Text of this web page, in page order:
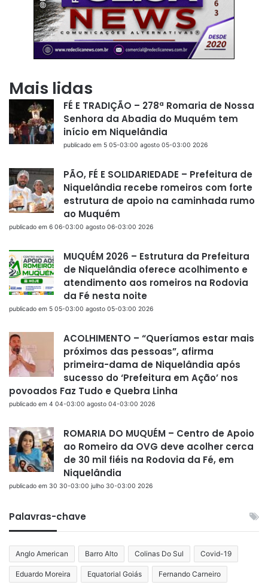
Mais lidas
FÉ E TRADIÇÃO – 278ª Romaria de Nossa
Senhora da Abadia do Muquém tem
início em Niquelândia
publicado em 5 05-03:00 agosto 05-03:00 2026
PÃO, FÉ E SOLIDARIEDADE – Prefeitura de
Niquelândia recebe romeiros com forte
estrutura de apoio na caminhada rumo
ao Muquém
publicado em 6 06-03:00 agosto 06-03:00 2026
MUQUÉM 2026 – Estrutura da Prefeitura
de Niquelândia oferece acolhimento e
atendimento aos romeiros na Rodovia
da Fé nesta noite
publicado em 5 05-03:00 agosto 05-03:00 2026
ACOLHIMENTO – “Queríamos estar mais
próximos das pessoas”, afirma
primeira-dama de Niquelândia após
sucesso do ‘Prefeitura em Ação’ nos
povoados Faz Tudo e Quebra Linha
publicado em 4 04-03:00 agosto 04-03:00 2026
ROMARIA DO MUQUÉM – Centro de Apoio
ao Romeiro da OVG deve acolher cerca
de 30 mil fiéis na Rodovia da Fé, em
Niquelândia
publicado em 30 30-03:00 julho 30-03:00 2026
Palavras-chave
Anglo American Barro Alto Colinas Do Sul Covid-19
Eduardo Moreira Equatorial Goiás Fernando Carneiro